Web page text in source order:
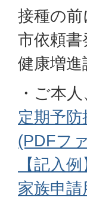
接種の
市依頼
健康増
・ご本
定期予
(PDFフ
【記入
家族申請